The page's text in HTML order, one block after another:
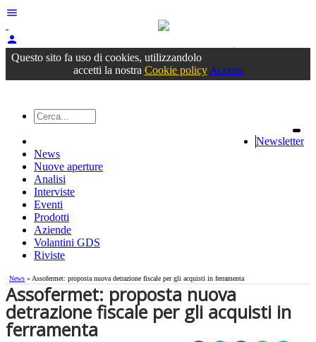
menu
person
Accedioppure registrati
Questo sito fa uso di cookies, utilizzandolo
accetti la nostra Cookie policy Accetta
Newsletter
News
Nuove aperture
Analisi
Interviste
Eventi
Prodotti
Aziende
Volantini GDS
Riviste
News » Assofermet: proposta nuova detrazione fiscale per gli acquisti in ferramenta
Assofermet: proposta nuova
detrazione fiscale per gli acquisti in
ferramenta